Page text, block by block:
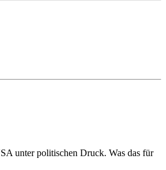
unter politischen Druck. Was das für